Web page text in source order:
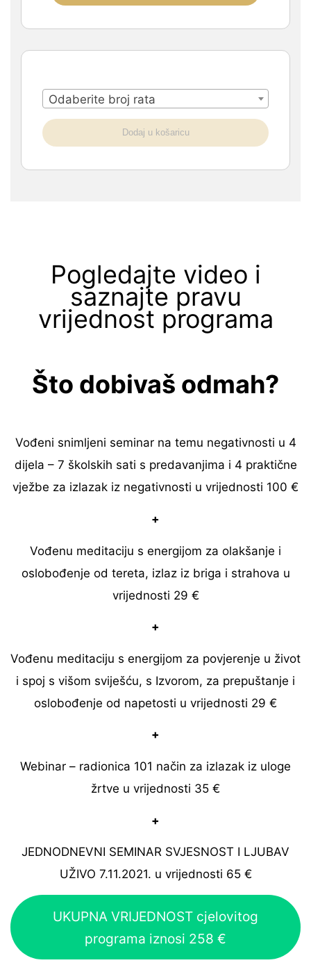
Odaberite broj rata
Dodaj u košaricu
Pogledajte video i
saznajte pravu
vrijednost programa
Što dobivaš odmah?
Vođeni snimljeni seminar na temu negativnosti u 4
dijela – 7 školskih sati s predavanjima i 4 praktične
vježbe za izlazak iz negativnosti u vrijednosti 100 €
+
Vođenu meditaciju s energijom za olakšanje i
oslobođenje od tereta, izlaz iz briga i strahova u
vrijednosti 29 €
+
Vođenu meditaciju s energijom za povjerenje u život
i spoj s višom sviješću, s Izvorom, za prepuštanje i
oslobođenje od napetosti u vrijednosti 29 €
+
Webinar – radionica 101 način za izlazak iz uloge
žrtve u vrijednosti 35 €
+
JEDNODNEVNI SEMINAR SVJESNOST I LJUBAV
UŽIVO 7.11.2021. u vrijednosti 65 €
UKUPNA VRIJEDNOST cjelovitog
programa iznosi 258 €